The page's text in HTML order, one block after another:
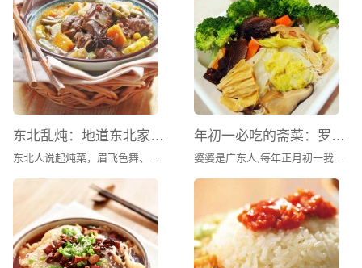
东北乱炖：地道东北家常菜
东北人说起炖菜，眉飞色舞、如数家珍。四大炖、八大炖、十大炖，说得确凿万分。不过不管多少名堂，其实都是用身边最常见的原料，最简单的办法，烹出最地道的北方口味，炖出最豪爽大度的东北食风。乱炖不同于普通的红烧，要最后多留些汤汁拌饭吃才够美味。炖菜是东北菜肴中最常见最多的一种烹调方式，这大约和东北地处严寒有关，您想啊，大锅的炖菜端上来，冒着腾腾的热气，吃在嘴里暖呼呼的，身上顿时增添了热量，而且大锅炖菜不会很快就凉了，即使吃的时间稍长一点儿，菜仍然温暖有余。
年初一必吃的斋菜：罗汉斋
婆婆是广东人,每年正月初一我们全家都是吃罗汉斋菜,而传统罗汉斋用十八种原料做成,意喻对十八罗汉的虔敬.只是现代的人很少真的选用十八种材料烹饪,通常都是选取其中的几样再加上自己喜欢的蔬菜来搭配,必备的一定是有香菇,木耳,豆制品(如腐竹或者油豆腐),大白菜,和粉丝.以前在香港过年时,初一一大早婆婆就开始准备斋菜,当差不多快好时就打电话过来叫我们去婆婆家拜年加吃午饭,斋菜加发菜生菜(取发财,生财的谐音)在做这道菜之前有想过做发菜生菜,结果找了一大圈这里的亚洲超市和唐人铺都没有发菜卖只好做罢.大家在做这道菜时可